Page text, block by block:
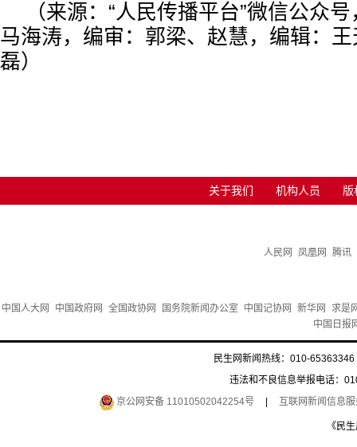
（来源：“人民传播平台”微信公众
马海涛，编审：郭梁、赵慧，编辑：
磊）
关于我们 机构人员 版
人民网 凤凰网 腾讯
中国人大网 中国政府网 全国政协网 国务院新闻办公室 中国记协网 新华网
求是
中国日报
民生网新闻热线：010-
违法和不良信息举报电话：
京公网安备 11010502042254号
互联网新闻信息
《民